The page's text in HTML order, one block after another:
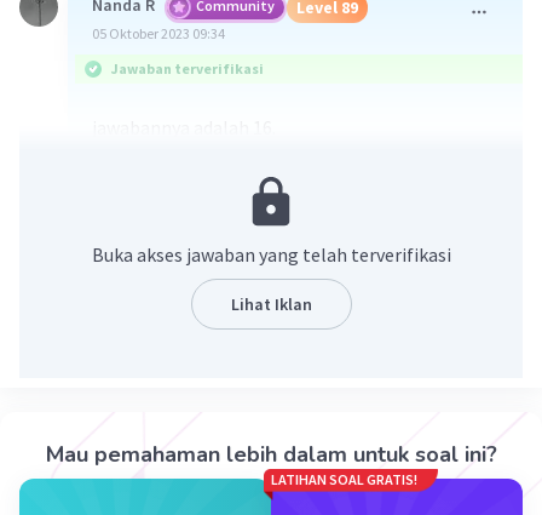
Nanda R Community Level 89
05 Oktober 2023 09:34
Jawaban terverifikasi
Cherryblossom C
05 Oktober 2023 09:38
Buka akses jawaban yang telah terverifikasi
Lihat Iklan
Mau pemahaman lebih dalam untuk soal ini?
LATIHAN SOAL GRATIS!